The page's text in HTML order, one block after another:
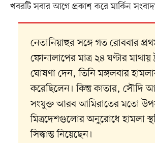
খবরটি সবার আগে প্রকাশ করে মার্কিন
নেতানিয়াহুর সঙ্গে গত রোববার
ফোনালাপের মাত্র ২৪ ঘণ্টার মাথায়
ঘোষণা দেন, তিনি মঙ্গলবার
করেছিলেন। কিন্তু কাতার, সৌদি
সংযুক্ত আরব আমিরাতের মতো
মিত্রদেশগুলোর অনুরোধে হামলা
সিদ্ধান্ত নিয়েছেন।